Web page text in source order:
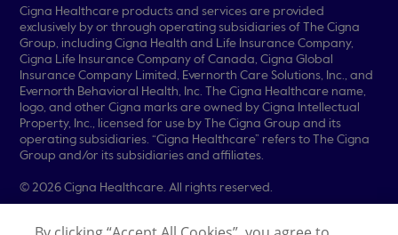
Cigna Healthcare products and services are provided
exclusively by or through operating subsidiaries of The Cigna
Group, including Cigna Health and Life Insurance Company,
Cigna Life Insurance Company of Canada, Cigna Global
Insurance Company Limited, Evernorth Care Solutions, Inc., and
Evernorth Behavioral Health, Inc. The Cigna Healthcare name,
logo, and other Cigna marks are owned by Cigna Intellectual
Property, Inc., licensed for use by The Cigna Group and its
operating subsidiaries. “Cigna Healthcare” refers to The Cigna
Group and/or its subsidiaries and affiliates.
© 2026 Cigna Healthcare. All rights reserved.